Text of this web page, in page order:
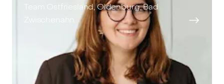
Team Ostfriesland, Oldenburg, Bad
Zwischenahn